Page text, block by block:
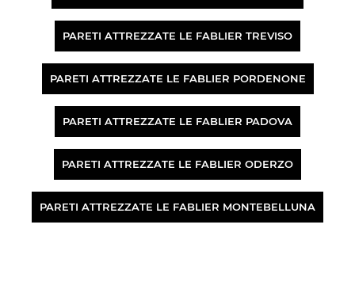
PARETI ATTREZZATE LE FABLIER TREVISO
PARETI ATTREZZATE LE FABLIER PORDENONE
PARETI ATTREZZATE LE FABLIER PADOVA
PARETI ATTREZZATE LE FABLIER ODERZO
PARETI ATTREZZATE LE FABLIER MONTEBELLUNA